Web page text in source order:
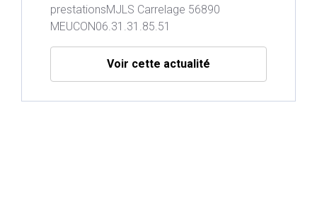
prestationsMJLS Carrelage 56890
MEUCON06.31.31.85.51
Voir cette actualité